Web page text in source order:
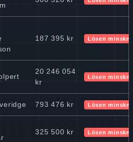
187 395 kr Lösen
20 246 054
kr
Lösen
793 476 kr Lösen
325 500 kr Lösen